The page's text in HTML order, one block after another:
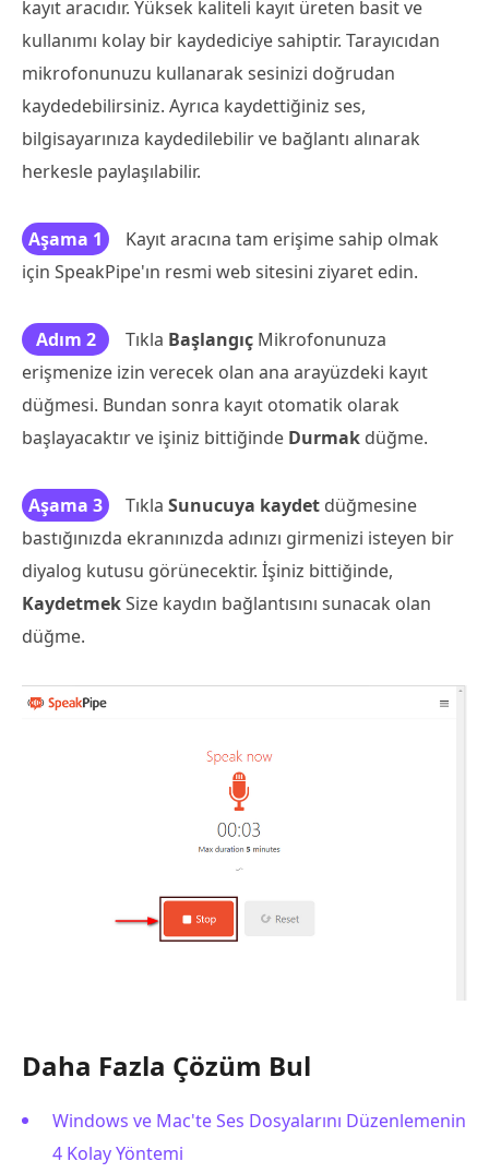
kayıt aracıdır. Yüksek kaliteli kayıt üreten basit ve
kullanımı kolay bir kaydediciye sahiptir. Tarayıcıdan
mikrofonunuzu kullanarak sesinizi doğrudan
kaydedebilirsiniz. Ayrıca kaydettiğiniz ses,
bilgisayarınıza kaydedilebilir ve bağlantı alınarak
herkesle paylaşılabilir.
Aşama 1
Kayıt aracına tam erişime sahip olmak
için SpeakPipe'ın resmi web sitesini ziyaret edin.
Adım 2 Tıkla Başlangıç Mikrofonunuza
erişmenize izin verecek olan ana arayüzdeki kayıt
düğmesi. Bundan sonra kayıt otomatik olarak
başlayacaktır ve işiniz bittiğinde Durmak düğme.
Aşama 3 Tıkla Sunucuya kaydet düğmesine
bastığınızda ekranınızda adınızı girmenizi isteyen bir
diyalog kutusu görünecektir. İşiniz bittiğinde,
KaydetmekSize kaydın bağlantısını sunacak olan
düğme.
Daha Fazla Çözüm Bul
Windows ve Mac'te Ses Dosyalarını Düzenlemenin
4 Kolay Yöntemi